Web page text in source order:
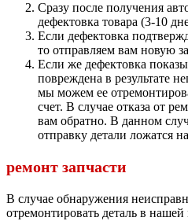
Сразу после получения
дефектовка товара (3-10
Если дефектовка
то отправляем вам новую
Если же дефектовка
повреждена в результате
мы можем ее
счет. В случае отказа от
вам обратно. В данном
отправку детали ложатся
ремонт запчасти
В случае обнаружения
отремонтировать деталь в